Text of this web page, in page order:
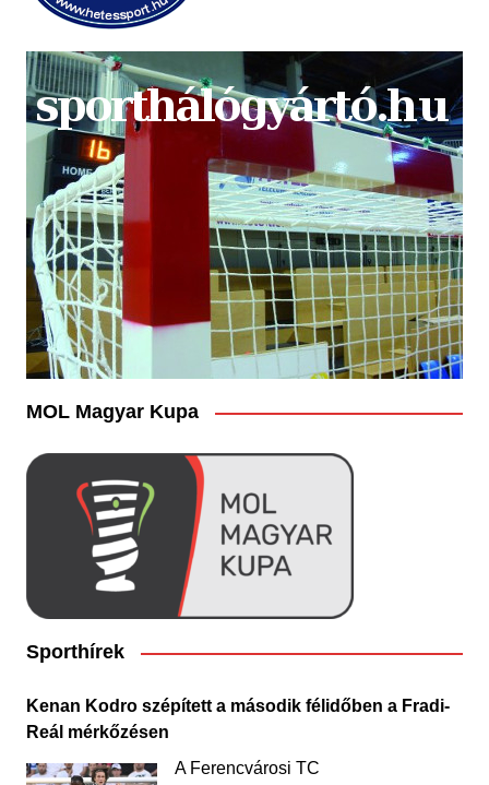
MOL Magyar Kupa
Sporthírek
Kenan Kodro szépített a második félidőben a Fradi-
Reál mérkőzésen
A Ferencvárosi TC